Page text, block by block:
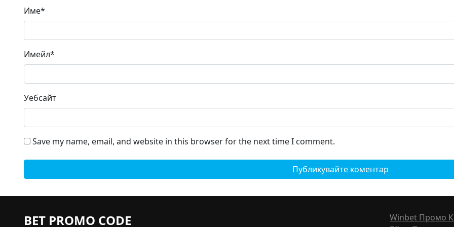
Име*
Имейл*
Уебсайт
Save my name, email, and website in this browser for the next time I comment.
BET PROMO CODE
Winbet Промо